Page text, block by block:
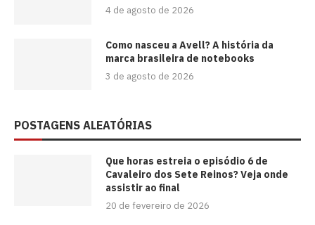
4 de agosto de 2026
Como nasceu a Avell? A história da
marca brasileira de notebooks
3 de agosto de 2026
POSTAGENS ALEATÓRIAS
Que horas estreia o episódio 6 de
Cavaleiro dos Sete Reinos? Veja onde
assistir ao final
20 de fevereiro de 2026